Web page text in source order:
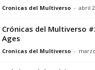
Cronicas del Multiverso - abril
Crónicas del Multiverso
Ages
Cronicas del Multiverso -